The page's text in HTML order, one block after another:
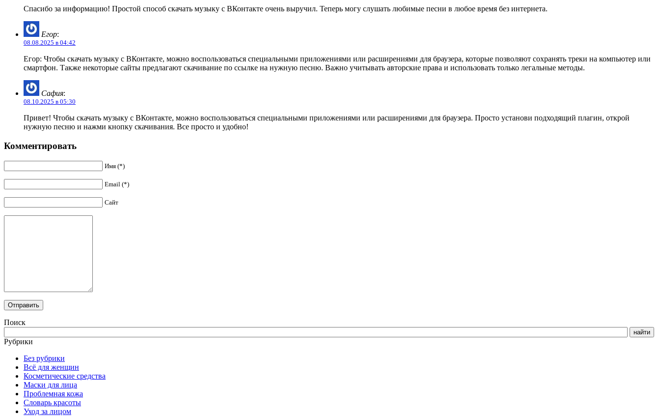
Спасибо за информацию! Простой способ скачать музыку с ВКонтакте очень выручил. Теперь могу слушать любимые песни в любое время без интернета.
Егор:
08.08.2025 в 04:42
Егор: Чтобы скачать музыку с ВКонтакте, можно воспользоваться специальными приложениями или расширениями для браузера, которые позволяют сохранять треки на компьютер или
смартфон. Также некоторые сайты предлагают скачивание по ссылке на нужную песню. Важно учитывать авторские права и использовать только легальные методы.
Сафия:
08.10.2025 в 05:30
Привет! Чтобы скачать музыку с ВКонтакте, можно воспользоваться специальными приложениями или расширениями для браузера. Просто установи подходящий плагин, открой
нужную песню и нажми кнопку скачивания. Все просто и удобно!
Комментировать
Имя (*)
Email (*)
Сайт
Поиск
Рубрики
Без рубрики
Всё для женщин
Косметические средства
Маски для лица
Проблемная кожа
Словарь красоты
Уход за лицом